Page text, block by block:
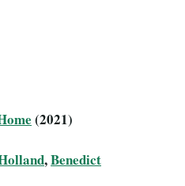
(2021)
,Benedict